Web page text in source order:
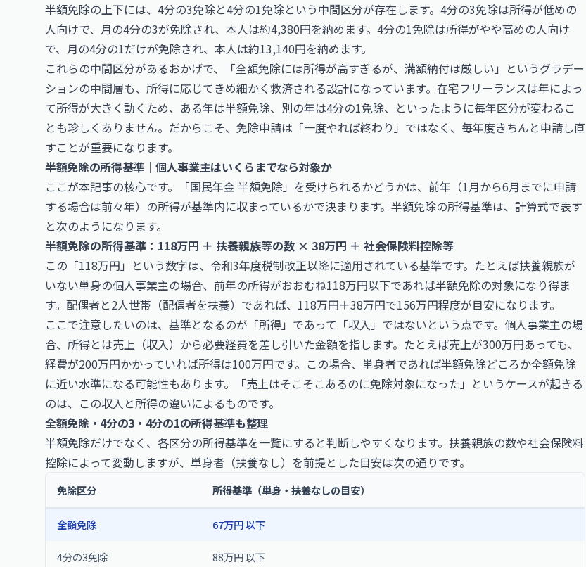
半額免除の上下には、4分の3免除と4分の1免除という中間区分が存在します。4分の3免除は所得が低めの
人向けで、月の4分の3が免除され、本人は約4,380円を納めます。4分の1免除は所得がやや高めの人向け
で、月の4分の1だけが免除され、本人は約13,140円を納めます。
これらの中間区分があるおかげで、「全額免除には所得が高すぎるが、満額納付は厳しい」というグラデー
ションの中間層も、所得に応じてきめ細かく救済される設計になっています。在宅フリーランスは年によっ
て所得が大きく動くため、ある年は半額免除、別の年は4分の1免除、といったように毎年区分が変わるこ
とも珍しくありません。だからこそ、免除申請は「一度やれば終わり」ではなく、毎年度きちんと申請し直
すことが重要になります。
半額免除の所得基準｜個人事業主はいくらまでなら対象か
ここが本記事の核心です。「国民年金 半額免除」を受けられるかどうかは、前年（1月から6月までに申請
する場合は前々年）の所得が基準内に収まっているかで決まります。半額免除の所得基準は、計算式で表す
と次のようになります。
半額免除の所得基準：118万円 ＋ 扶養親族等の数 × 38万円 ＋ 社会保険料控除等
この「118万円」という数字は、令和3年度税制改正以降に適用されている基準です。たとえば扶養親族が
いない単身の個人事業主の場合、前年の所得がおおむね118万円以下であれば半額免除の対象になり得ま
す。配偶者と2人世帯（配偶者を扶養）であれば、118万円＋38万円で156万円程度が目安になります。
ここで注意したいのは、基準となるのが「所得」であって「収入」ではないという点です。個人事業主の場
合、所得とは売上（収入）から必要経費を差し引いた金額を指します。たとえば売上が300万円あっても、
経費が200万円かかっていれば所得は100万円です。この場合、単身者であれば半額免除どころか全額免除
に近い水準になる可能性もあります。「売上はそこそこあるのに免除対象になった」というケースが起きる
のは、この収入と所得の違いによるものです。
全額免除・4分の3・4分の1の所得基準も整理
半額免除だけでなく、各区分の所得基準を一覧にすると判断しやすくなります。扶養親族の数や社会保険料
控除によって変動しますが、単身者（扶養なし）を前提とした目安は次の通りです。
免除区分 所得基準（単身・扶養なしの目安）
全額免除 67万円 以下
4分の3免除 88万円 以下